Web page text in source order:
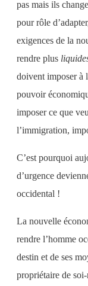
pas mais ils
pour rôle
exigences de la
rendre plus
doivent imposer à
pouvoir
imposer ce que
l’immigration,
C’est pourquoi
d’urgence
occidental !
La nouvelle
rendre l’homme
destin et de ses
propriétaire de